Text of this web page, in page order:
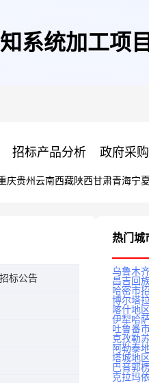
系统加工项目
招标产品分析 政府采购
庆贵州 云南西藏陕西甘肃青海宁夏
标公告
热门城
乌鲁木
昌吉回
哈密市
博尔塔
喀什地
伊犁哈
吐鲁番
克孜勒
阿勒泰
塔城地
巴音郭
克拉玛